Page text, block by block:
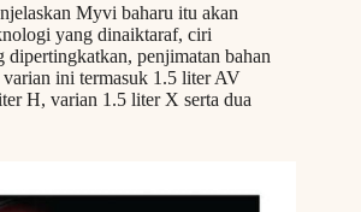
Myvi baharu itu akan
yang dinaiktaraf, ciri
dipertingkatkan, penjimatan bahan
ini termasuk 1.5 liter AV
H, varian 1.5 liter X serta dua